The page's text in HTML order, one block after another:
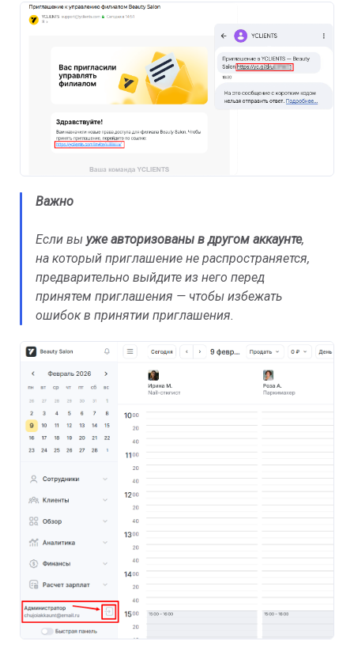
Важно
Если вы уже авторизованы в другом аккаунте,
на который приглашение не распространяется,
предварительно выйдите из него перед
принятем приглашения — чтобы избежать
ошибок в принятии приглашения.